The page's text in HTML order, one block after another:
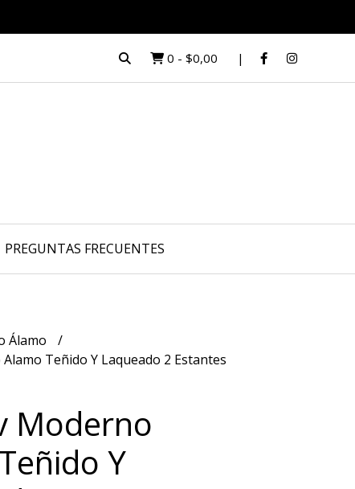
0 - $0,00
PREGUNTAS FRECUENTES
Álamo
Teñido Y Laqueado 2 Estantes
Moderno
Y